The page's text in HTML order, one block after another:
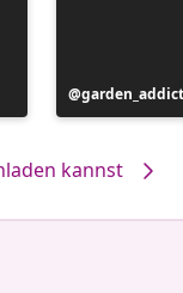
Beitrag
veröffentlicht
kannst